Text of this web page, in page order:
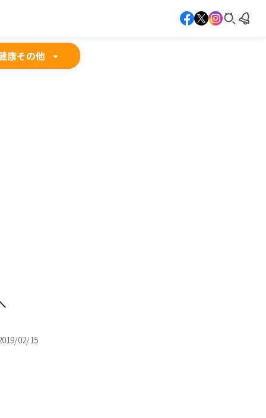
康その他
02/15